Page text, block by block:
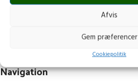
Afvis
Gem præferencer
Cookiepolitik
post@stops.dk
Navigation